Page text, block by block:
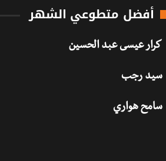
أفضل متطوعي الشهر
كرار عيسى عبد الحسين
سيد رجب
سامح هواري